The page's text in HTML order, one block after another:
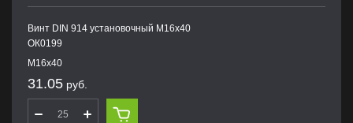
Винт DIN 914 установочный М16х40
ОК0199
М16х40
31.05 руб.